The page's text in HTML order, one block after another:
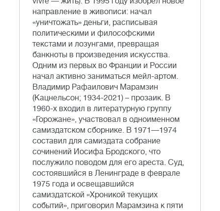
направление в живописи: начал
«уничтожать» деньги, расписывая
политическими и философскими
текстами и лозунгами, превращая
банкноты в произведения искусства.
Одним из первых во Франции и России
начал активно заниматься мейл-артом.
Владимир Рафаилович Марамзин
(Кацнельсон; 1934-2021) – прозаик. В
1960-х входил в литературную группу
«Горожане», участвовал в одноименном
самиздатском сборнике. В 1971—1974
составил для самиздата собрание
сочинений Иосифа Бродского, что
послужило поводом для его ареста. Суд,
состоявшийся в Ленинграде в феврале
1975 года и освещавшийся
самиздатской «Хроникой текущих
событий», приговорил Марамзина к пяти